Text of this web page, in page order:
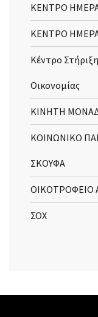
ΚΕΝΤΡΟ
ΚΕΝΤΡΟ
Κέντρο
Οικονομίας
ΚΙΝΗΤΗ
ΚΟΙΝΩΝΙΚΟ
ΣΚΟΥΦΑ
ΟΙΚΟΤΡΟΦΕΙΟ
ΣΟΧ